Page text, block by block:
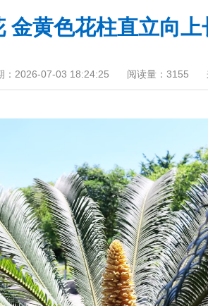
金黄色花柱直立向
：2026-07-03 18:24:25 阅读量： 3155